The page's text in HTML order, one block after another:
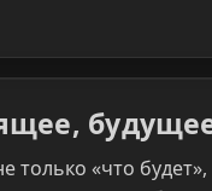
только «что